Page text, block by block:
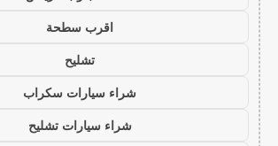
اقرب سطحة
تشليح
شراء سيارات سكراب
شراء سيارات تشليح